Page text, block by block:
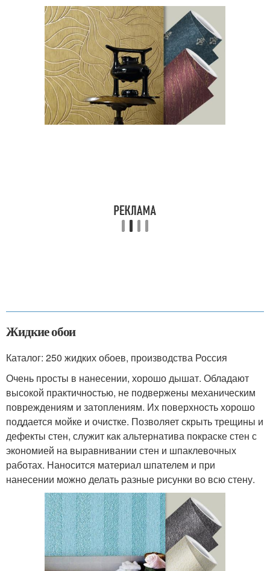
Жидкие обои
Каталог: 250 жидких обоев, производства Россия
Очень просты в нанесении, хорошо дышат. Обладают
высокой практичностью, не подвержены механическим
повреждениям и затоплениям. Их поверхность хорошо
поддается мойке и очистке. Позволяет скрыть трещины и
дефекты стен, служит как альтернатива покраске стен с
экономией на выравнивании стен и шпаклевочных
работах. Наносится материал шпателем и при
нанесении можно делать разные рисунки во всю стену.